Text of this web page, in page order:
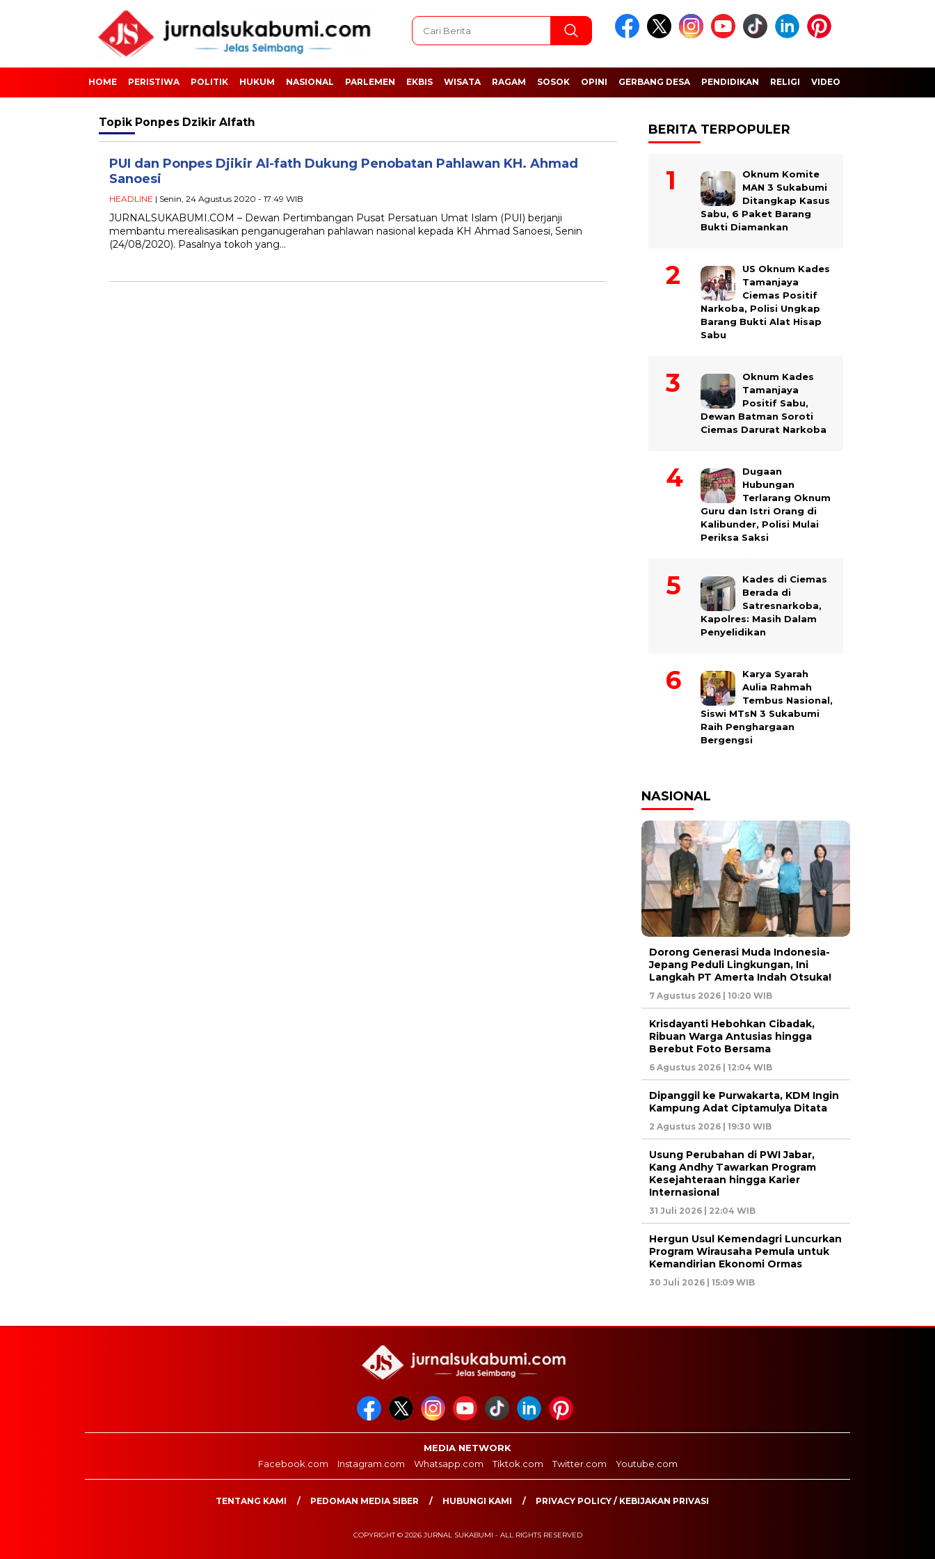
HOME PERISTIWA POLITIK HUKUM NASIONAL PARLEMEN EKBIS WISATA RAGAM SOSOK OPINI GERBANG DESA PENDIDIKAN RELIGI VIDEO
Topik Ponpes Dzikir Alfath
PUI dan Ponpes Djikir Al-fath Dukung Penobatan Pahlawan KH. Ahmad
Sanoesi
HEADLINE | Senin, 24 Agustus 2020 - 17:49 WIB
JURNALSUKABUMI.COM – Dewan Pertimbangan Pusat Persatuan Umat Islam (PUI) berjanji
membantu merealisasikan penganugerahan pahlawan nasional kepada KH Ahmad Sanoesi, Senin
(24/08/2020). Pasalnya tokoh yang…
BERITA TERPOPULER
Oknum Komite
MAN 3 Sukabumi
Ditangkap Kasus
Sabu, 6 Paket Barang
Bukti Diamankan
US Oknum Kades
Tamanjaya
Ciemas Positif
Narkoba, Polisi Ungkap
Barang Bukti Alat Hisap
Sabu
Oknum Kades
Tamanjaya
Positif Sabu,
Dewan Batman Soroti
Ciemas Darurat Narkoba
Dugaan
Hubungan
Terlarang Oknum
Guru dan Istri Orang di
Kalibunder, Polisi Mulai
Periksa Saksi
Kades di Ciemas
Berada di
Satresnarkoba,
Kapolres: Masih Dalam
Penyelidikan
Karya Syarah
Aulia Rahmah
Tembus Nasional,
Siswi MTsN 3 Sukabumi
Raih Penghargaan
Bergengsi
NASIONAL
Dorong Generasi Muda Indonesia-
Jepang Peduli Lingkungan, Ini
Langkah PT Amerta Indah Otsuka!
7 Agustus 2026 | 10:20 WIB
Krisdayanti Hebohkan Cibadak,
Ribuan Warga Antusias hingga
Berebut Foto Bersama
6 Agustus 2026 | 12:04 WIB
Dipanggil ke Purwakarta, KDM Ingin
Kampung Adat Ciptamulya Ditata
2 Agustus 2026 | 19:30 WIB
Usung Perubahan di PWI Jabar,
Kang Andhy Tawarkan Program
Kesejahteraan hingga Karier
Internasional
31 Juli 2026 | 22:04 WIB
Hergun Usul Kemendagri Luncurkan
Program Wirausaha Pemula untuk
Kemandirian Ekonomi Ormas
30 Juli 2026 | 15:09 WIB
MEDIA NETWORK
Facebook.com
Instagram.com Whatsapp.com Tiktok.com Twitter.com Youtube.com
TENTANG KAMI PEDOMAN MEDIA SIBER HUBUNGI KAMI PRIVACY POLICY / KEBIJAKAN PRIVASI
COPYRIGHT © 2026 JURNAL SUKABUMI - ALL RIGHTS RESERVED